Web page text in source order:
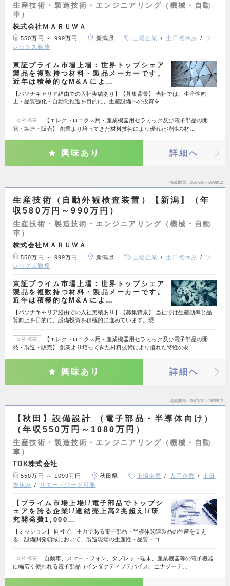
生産技術・製造技術・エンジニアリング（機械・自動
車）
株式会社ＭＡＲＵＷＡ
550万円 ～ 999万円 新潟県 上場企業 土日祝休み
フ
レックス勤務
東証プライム市場上場：世界トップシェア
製品を複数持つ材料・製品メーカーです。
近年は積極的なM&Ａによ…
【パソナキャリア経由での入社実績あり】【募集背景】 当社では、生産性向
上・品質強化・自動化推進を目的に、生産設備への投資を…
会社概要
【エレクトロニクス用・産業機器用セラミック及び電子部品の開
発・製造・販売】 創業より培ってきた材料技術により優れた特性の材…
興味あり 詳細へ
掲載期間 26/07/30～26/08/12
生産技術（自動外観検査装置）【新潟】（年
収580万円～990万円）
生産技術・製造技術・エンジニアリング（機械・自動
車）
株式会社ＭＡＲＵＷＡ
550万円 ～ 999万円 新潟県 上場企業 土日祝休み
フ
レックス勤務
東証プライム市場上場：世界トップシェア
製品を複数持つ材料・製品メーカーです。
近年は積極的なM&Ａによ…
【パソナキャリア経由での入社実績あり】【募集背景】 当社では生産効率と品
質向上を目的に、設備投資を積極的に進めています。現…
会社概要
【エレクトロニクス用・産業機器用セラミック及び電子部品の開
発・製造・販売】 創業より培ってきた材料技術により優れた特性の材…
興味あり 詳細へ
掲載期間 26/07/30～26/08/12
【秋田】設備設計 （電子部品・半導体向け）
（年収550万円～1080万円）
生産技術・製造技術・エンジニアリング（機械・自動
車）
TDK株式会社
550万円 ～ 1099万円 秋田県 上場企業 大手企業
土日
祝休み
リモートワーク可能
【プライム市場上場!/電子部品でトップシ
ェアを誇る企業!/連結売上高2兆超え!/研
究開発費1,000…
【ミッション】 同社で、主力である電子部品・半導体関連製品の生産を支え
る、設備開発領域において、製造現場の生産性・品質・コ…
会社概要
自動車、スマートフォン、タブレット端末、産業機器等の電子機器
に幅広く使われる電子部品（インダクティブデバイス、エナジーデ…